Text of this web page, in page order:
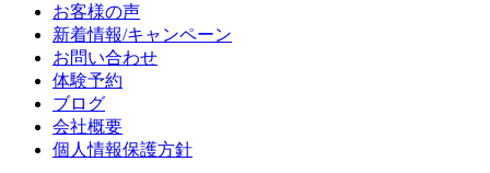
お客様の声
新着情報/キャンペーン
お問い合わせ
体験予約
ブログ
会社概要
個人情報保護方針